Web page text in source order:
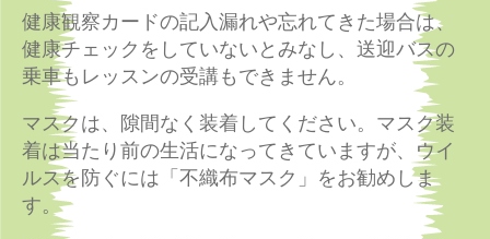
健康観察カードの記入漏れや忘れてきた場合は、
健康チェックをしていないとみなし、送迎バスの
乗車もレッスンの受講もできません。
マスクは、隙間なく装着してください。マスク装
着は当たり前の生活になってきていますが、ウイ
ルスを防ぐには「不織布マスク」をお勧めしま
す。